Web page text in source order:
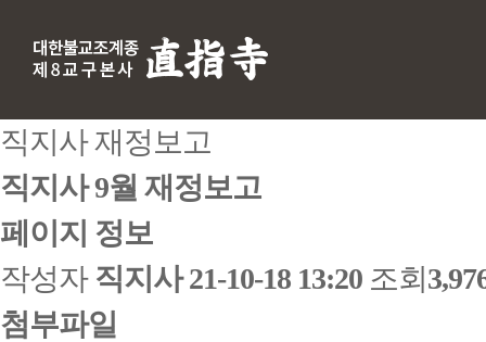
직지사 재정보고
직지사 9월 재정보고
페이지 정보
작성자 직지사 21-10-18 13:20 조회
첨부파일